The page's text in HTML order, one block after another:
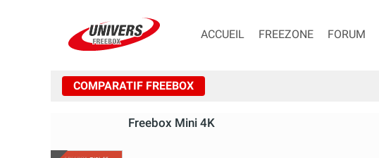
ACCUEIL FREEZONE FORUM
COMPARATIF FREEBOX
Freebox Mini 4K